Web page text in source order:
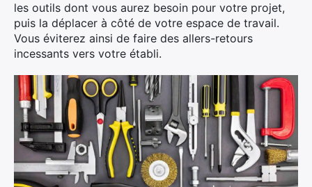
les outils dont vous aurez besoin pour votre projet,
puis la déplacer à côté de votre espace de travail.
Vous éviterez ainsi de faire des allers-retours
incessants vers votre établi.